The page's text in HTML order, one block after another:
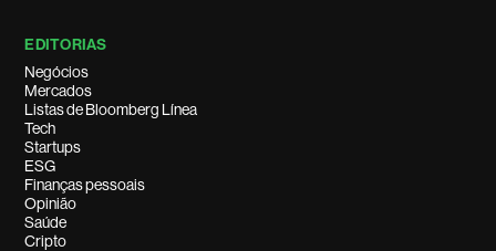
EDITORIAS
Negócios
Mercados
Listas de Bloomberg Línea
Tech
Startups
ESG
Finanças pessoais
Opinião
Saúde
Cripto